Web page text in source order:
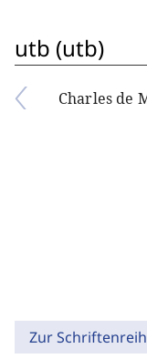
utb (utb)
Charles de
Zur